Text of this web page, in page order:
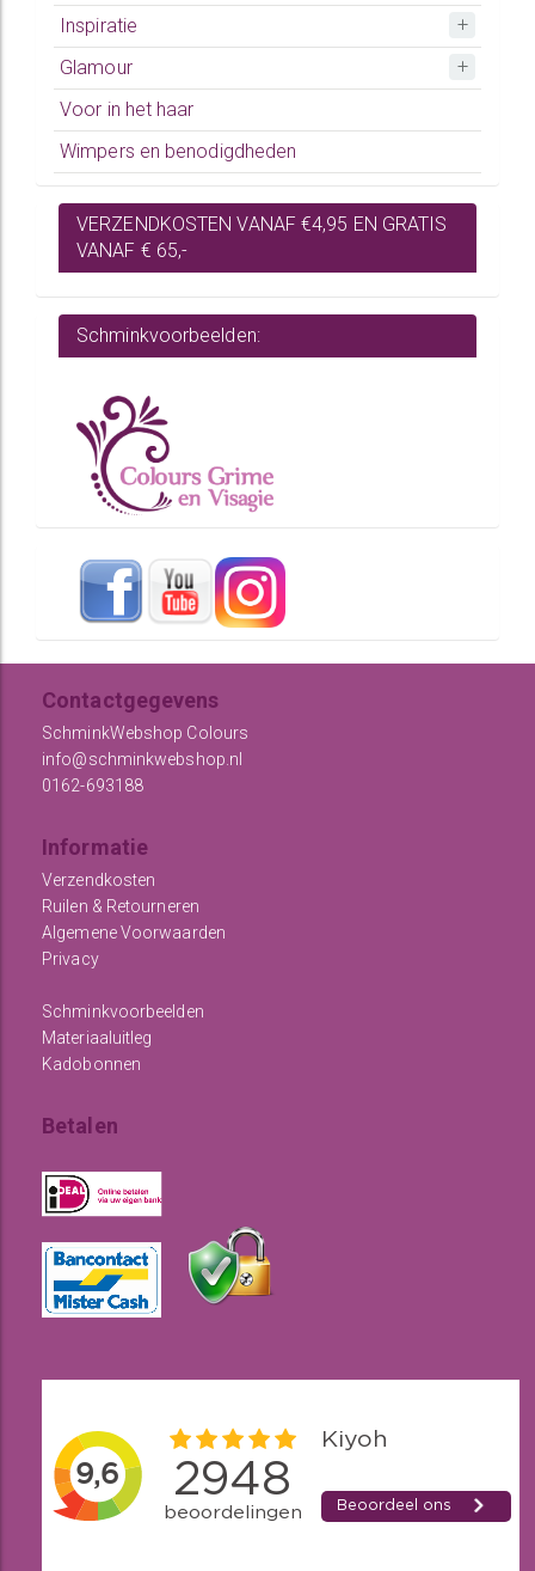
Inspiratie
Glamour
Voor in het haar
Wimpers en benodigdheden
VERZENDKOSTEN VANAF €4,95 EN GRATIS
VANAF € 65,-
Schminkvoorbeelden:
Contactgegevens
SchminkWebshop Colours
info@schminkwebshop.nl
0162-693188
Informatie
Verzendkosten
Ruilen & Retourneren
Algemene Voorwaarden
Privacy
Schminkvoorbeelden
Materiaaluitleg
Kadobonnen
Betalen